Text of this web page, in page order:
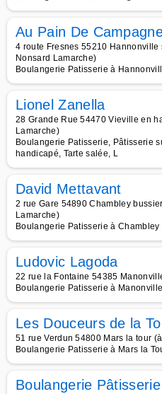
Au Pain De
4 route Fresnes 55210 Hannonville
Nonsard Lamarche)
Boulangerie Patisserie à
Lionel Zanella
28 Grande Rue 54470 Vieville en
Lamarche)
Boulangerie Patisserie, Pâtisserie
handicapé, Tarte salée, L
David Mettavant
2 rue Gare 54890 Chambley
Lamarche)
Boulangerie Patisserie à Chambley
Ludovic Lagoda
22 rue la Fontaine 54385
Boulangerie Patisserie à Manonville
Les Douceurs de la
51 rue Verdun 54800 Mars la tour
Boulangerie Patisserie à Mars la
Boulangerie